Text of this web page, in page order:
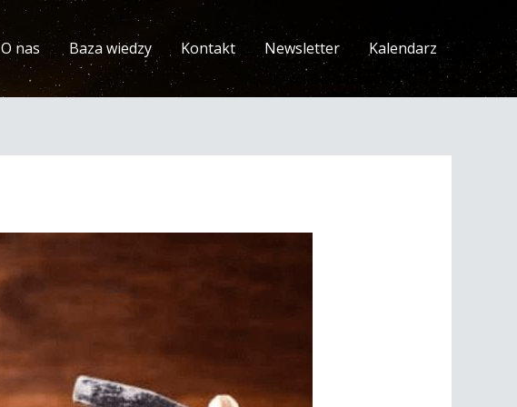
O nas Baza wiedzy Kontakt Newsletter Kalendarz